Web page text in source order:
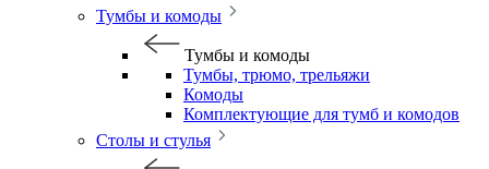
Тумбы и комоды
Тумбы и комоды
Тумбы, трюмо, трельяжи
Комоды
Комплектующие для тумб и комодов
Столы и стулья